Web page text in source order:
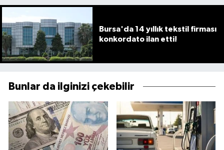
Bursa'da 14 yıllık tekstil firması
konkordato ilan etti!
Bunlar da ilginizi çekebilir